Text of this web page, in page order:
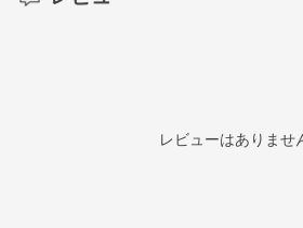
レビューはありませ